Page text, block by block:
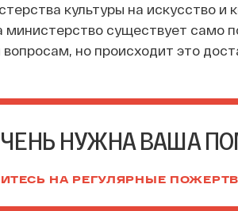
культуры на искусство и
министерство существует само
но происходит это
НУЖНА ВАША
НА РЕГУЛЯРНЫЕ